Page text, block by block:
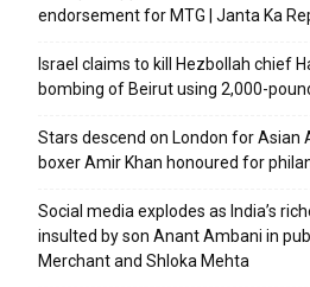
endorsement for MTG | Janta Ka
Israel claims to kill Hezbollah chief
bombing of Beirut using 2,000-
Stars descend on London for Asian
boxer Amir Khan honoured for
Social media explodes as India’s
insulted by son Anant Ambani in
Merchant and Shloka Mehta